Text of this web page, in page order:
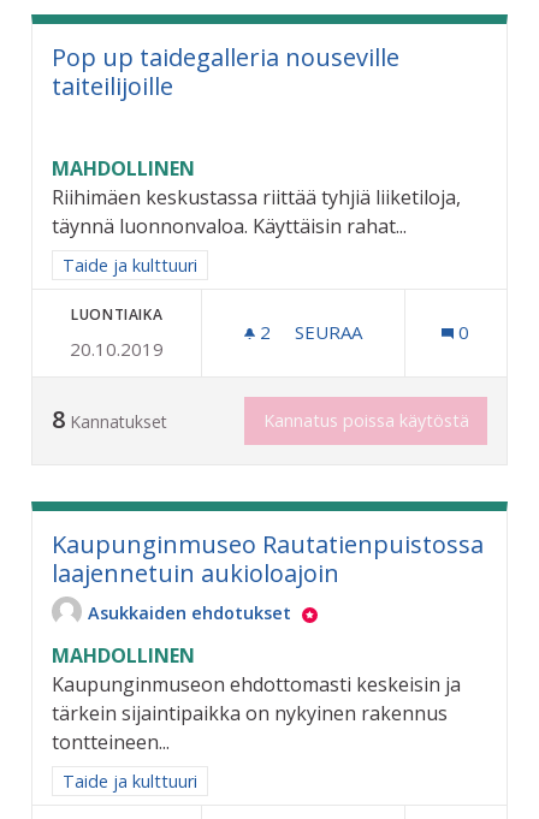
Pop up taidegalleria nouseville
taiteilijoille
MAHDOLLINEN
Riihimäen keskustassa riittää tyhjiä liiketiloja,
täynnä luonnonvaloa. Käyttäisin rahat...
Rajaa tulokset aihepiirin mukaan: Taide ja kulttuuri
Taide ja kulttuuri
LUONTIAIKA
20.10.2019
2 2 SEURAAJAA
SEURAA 0
8 Kannatukset Kannatus poissa käytöstä
Kaupunginmuseo Rautatienpuistossa
laajennetuin aukioloajoin
Asukkaiden ehdotukset
MAHDOLLINEN
Kaupunginmuseon ehdottomasti keskeisin ja
tärkein sijaintipaikka on nykyinen rakennus
tontteineen...
Rajaa tulokset aihepiirin mukaan: Taide ja kulttuuri
Taide ja kulttuuri